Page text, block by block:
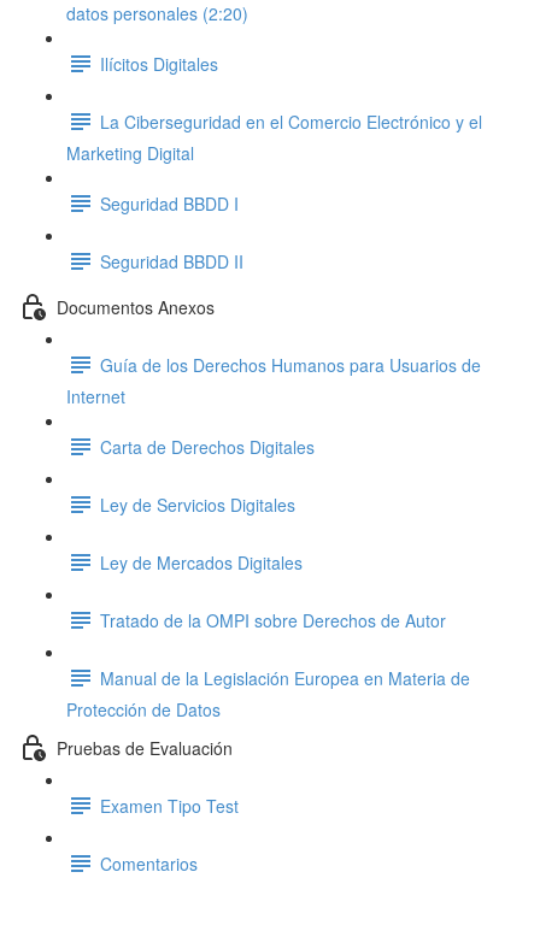
datos personales (2:20)
Ilícitos Digitales
La Ciberseguridad en el Comercio Electrónico y el
Marketing Digital
Seguridad BBDD I
Seguridad BBDD II
Documentos Anexos
Guía de los Derechos Humanos para Usuarios de
Internet
Carta de Derechos Digitales
Ley de Servicios Digitales
Ley de Mercados Digitales
Tratado de la OMPI sobre Derechos de Autor
Manual de la Legislación Europea en Materia de
Protección de Datos
Pruebas de Evaluación
Examen Tipo Test
Comentarios